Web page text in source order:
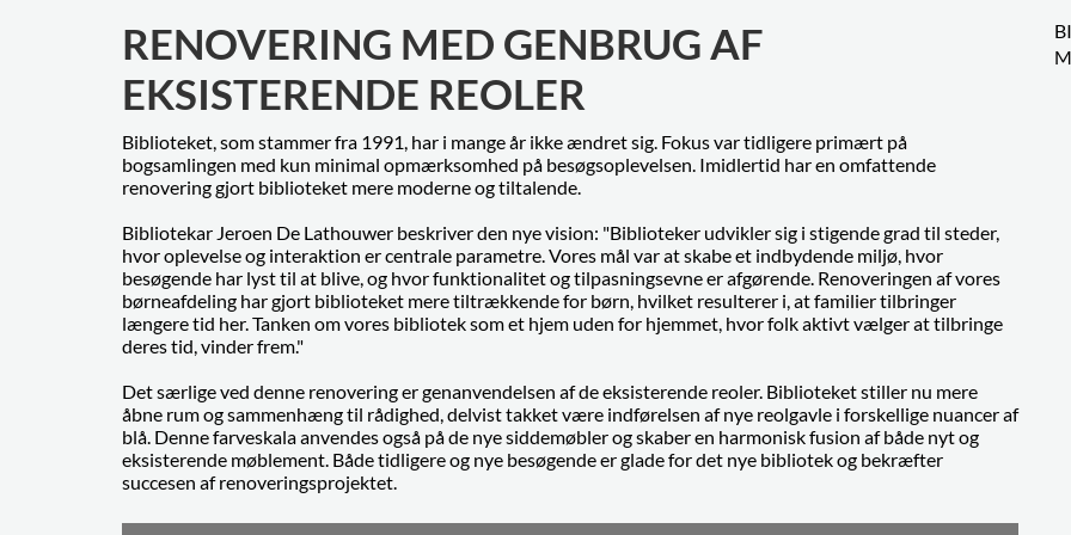
RENOVERING MED GENBRUG AF
EKSISTERENDE REOLER
Biblioteket, som stammer fra 1991, har i mange år ikke ændret sig. Fokus var tidligere primært på
bogsamlingen med kun minimal opmærksomhed på besøgsoplevelsen. Imidlertid har en omfattende
renovering gjort biblioteket mere moderne og tiltalende.
Bibliotekar Jeroen De Lathouwer beskriver den nye vision: "Biblioteker udvikler sig i stigende grad til steder,
hvor oplevelse og interaktion er centrale parametre. Vores mål var at skabe et indbydende miljø, hvor
besøgende har lyst til at blive, og hvor funktionalitet og tilpasningsevne er afgørende. Renoveringen af vores
børneafdeling har gjort biblioteket mere tiltrækkende for børn, hvilket resulterer i, at familier tilbringer
længere tid her. Tanken om vores bibliotek som et hjem uden for hjemmet, hvor folk aktivt vælger at tilbringe
deres tid, vinder frem."
Det særlige ved denne renovering er genanvendelsen af de eksisterende reoler. Biblioteket stiller nu mere
åbne rum og sammenhæng til rådighed, delvist takket være indførelsen af nye reolgavle i forskellige nuancer af
blå. Denne farveskala anvendes også på de nye siddemøbler og skaber en harmonisk fusion af både nyt og
eksisterende møblement. Både tidligere og nye besøgende er glade for det nye bibliotek og bekræfter
succesen af renoveringsprojektet.